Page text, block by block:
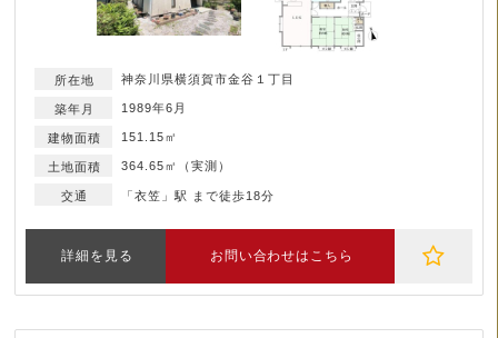
神奈川県横須賀市金谷１丁目
1989年6月
151.15㎡
364.65㎡（実測）
「衣笠」駅 まで徒歩18分
詳細を見る お問い合わせはこちら